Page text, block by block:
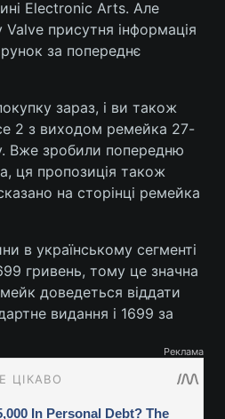
Electronic Arts. Але
присутня інформація
за попереднє
зараз, і ви також
2 з виходом ремейка 27-
Вже зробили попередню
ця пропозиція також
на сторінці ремейка
в українському сегменті
гривень, тому це значна
доведеться віддати
видання і 1699 за
Реклама